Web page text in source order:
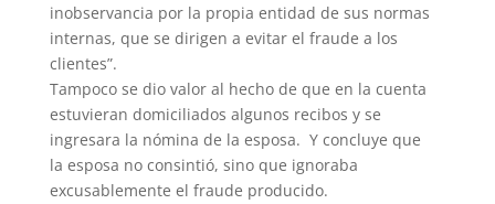
inobservancia por la propia entidad de sus normas
internas, que se dirigen a evitar el fraude a los
clientes”.
Tampoco se dio valor al hecho de que en la cuenta
estuvieran domiciliados algunos recibos y se
ingresara la nómina de la esposa. Y concluye que
la esposa no consintió, sino que ignoraba
excusablemente el fraude producido.